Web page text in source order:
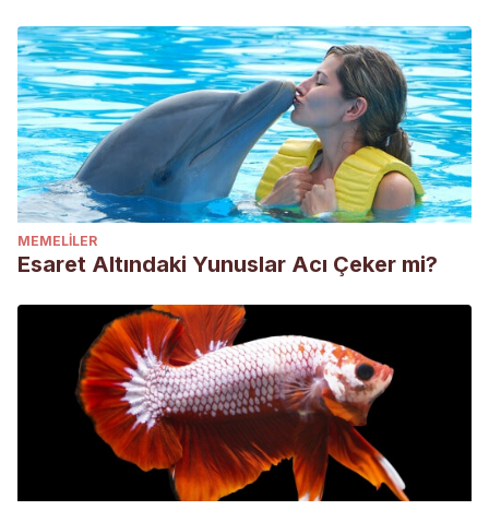
MEMELILER
Esaret Altındaki Yunuslar Acı Çeker mi?